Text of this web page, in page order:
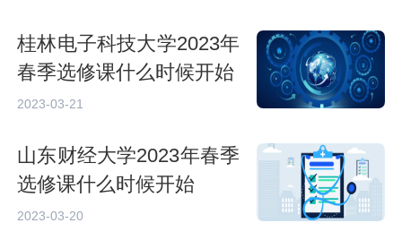
桂林电子科技大学2023年
春季选修课什么时候开始
2023-03-21
山东财经大学2023年春季
选修课什么时候开始
2023-03-20